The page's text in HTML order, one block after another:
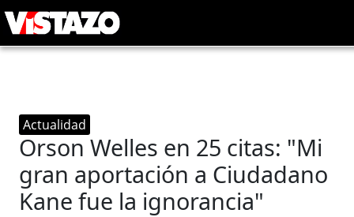
Actualidad
Orson Welles en 25 citas: "Mi
gran aportación a Ciudadano
Kane fue la ignorancia"